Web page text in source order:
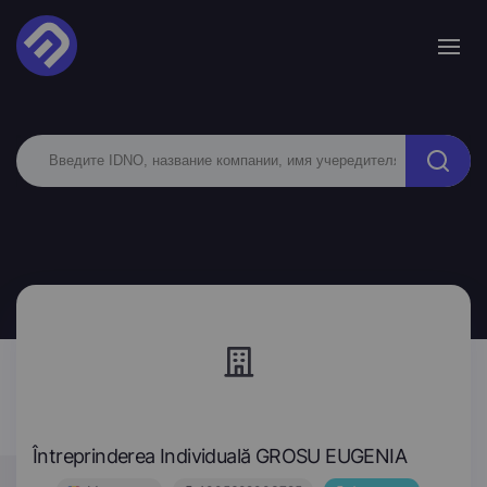
Întreprinderea Individuală GROSU EUGENIA